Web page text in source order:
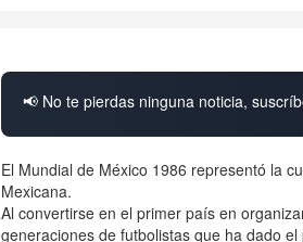
📢 No te pierdas ninguna noticia,
El Mundial de México 1986 representó la
Mexicana.
Al convertirse en el primer país en
generaciones de futbolistas que ha dado